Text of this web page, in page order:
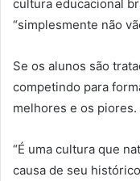
cultura educacional
“simplesmente não
Se os alunos são
competindo para
melhores e os piores.
“É uma cultura que
causa de seu